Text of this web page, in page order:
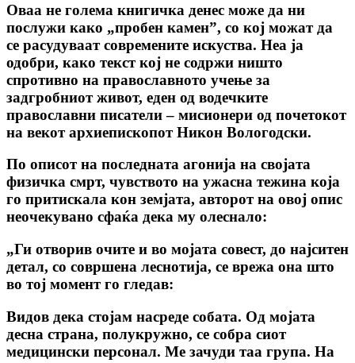
Оваа не голема книгичка денес може да ни
послужи како „пробен камен”, co кој можат да
се расудуваат современите искуства. Неа ја
одобри, како текст кој не содржи ништо
спротивно на православното учење за
задгробниот живот, еден од водечките
православни писатели – мисионери од почетокот
на векот архиепископот Никон Вологодски.
По описот на последната агонија на својата
физичка смрт, чувството на ужасна тежина којa
го притискала кон земјата, авторот на овој опис
неочекувано сфаќа дека му олеснало:
„Ги отворив очите и во мојата совест, до најситен
детал, co совршена леснотија, се врежа она што
во тој момент го гледав:
Видов дека стојам насреде собата. Од мојата
десна страна, полукружно, се собра сиот
медицински персонал. Me зачуди таа група. На